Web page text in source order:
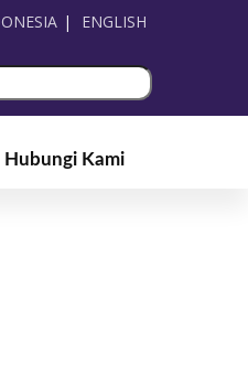
ENGLISH
Hubungi Kami